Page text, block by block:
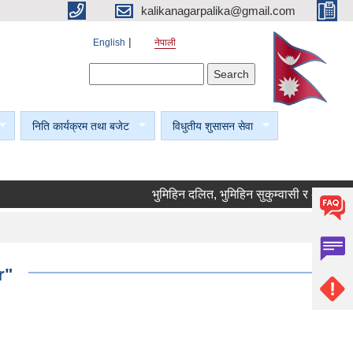
kalikanagarpalika@gmail.com
English नेपाली
निति कार्यक्रम तथा बजेट विधुतीय शुसासन सेवा
भुमिहिन दलित, भुमिहिन सुकुम्वासी र अब्यवस्थित